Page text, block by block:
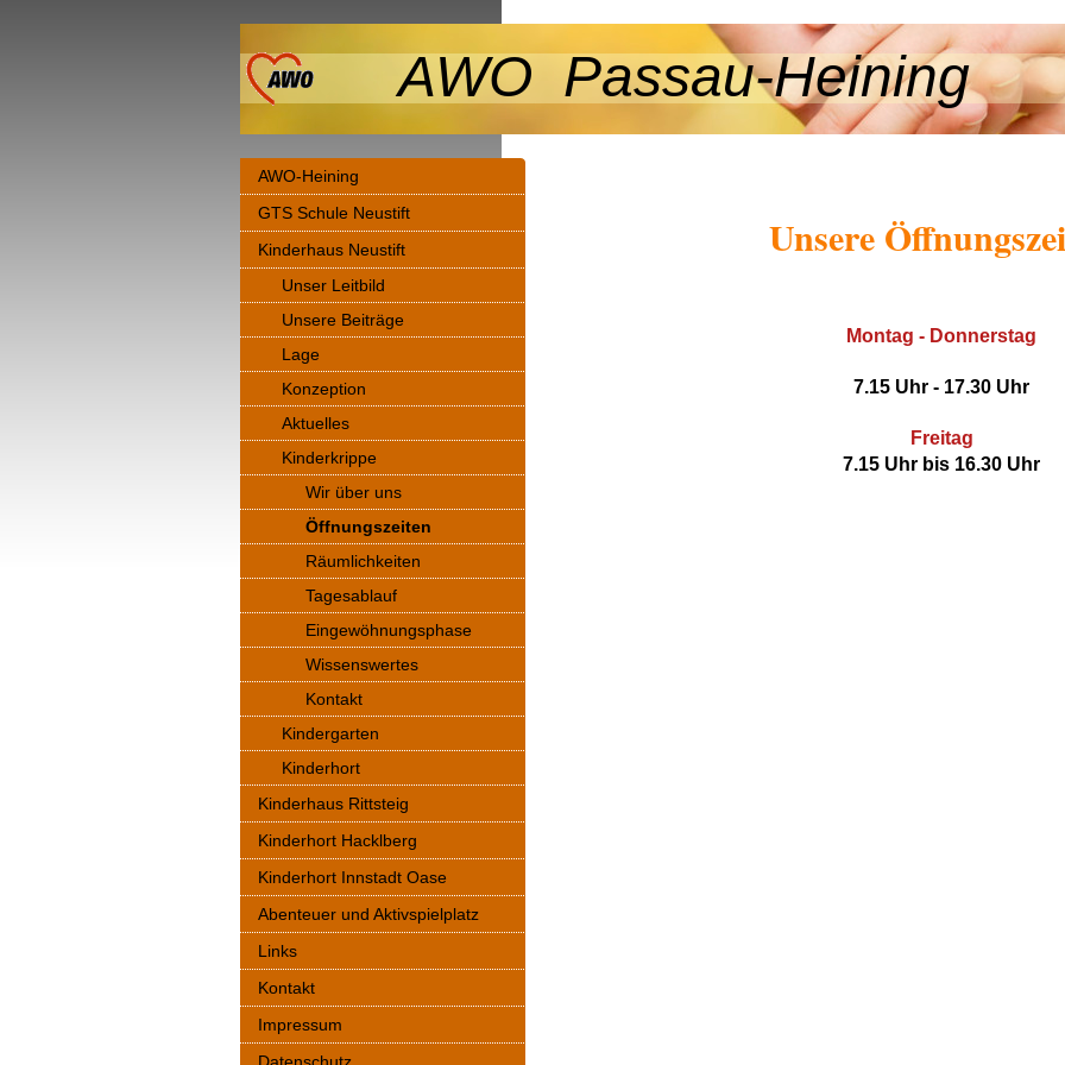
AWO Passau-Heining
Unsere
Montag - Donnerstag
7.15 Uhr - 17.30 Uhr
Freitag
7.15 Uhr bis 16.30 Uhr
AWO-Heining
GTS Schule Neustift
Kinderhaus Neustift
Unser Leitbild
Unsere Beiträge
Lage
Konzeption
Aktuelles
Kinderkrippe
Wir über uns
Öffnungszeiten
Räumlichkeiten
Tagesablauf
Eingewöhnungsphase
Wissenswertes
Kontakt
Kindergarten
Kinderhort
Kinderhaus Rittsteig
Kinderhort Hacklberg
Kinderhort Innstadt Oase
Abenteuer und Aktivspielplatz
Links
Kontakt
Impressum